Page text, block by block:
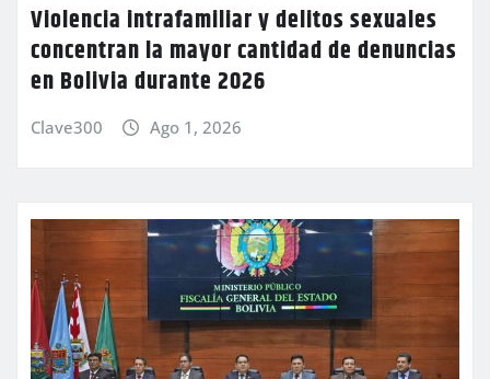
Violencia intrafamiliar y delitos sexuales
concentran la mayor cantidad de denuncias
en Bolivia durante 2026
Clave300 Ago 1, 2026